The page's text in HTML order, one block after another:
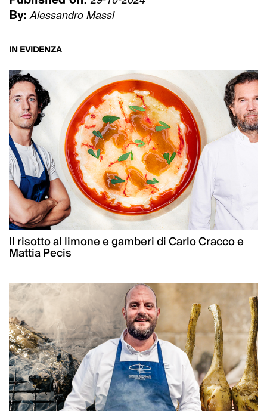
By: Alessandro Massi
IN EVIDENZA
Il risotto al limone e gamberi di Carlo Cracco e
Mattia Pecis